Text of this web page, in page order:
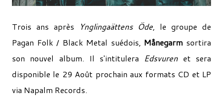
Trois ans après Ynglingaättens Öde, le groupe de
Pagan Folk / Black Metal suédois, Månegarm sortira
son nouvel album. Il s'intitulera Edsvuren et sera
disponible le 29 Août prochain aux formats CD et LP
via Napalm Records.